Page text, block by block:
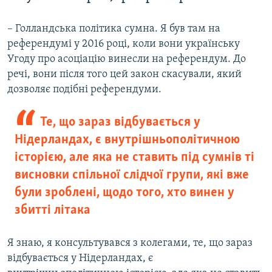
– Голландська політика сумна. Я був там на
референдумі у 2016 році, коли вони українську
Угоду про асоціацію винесли на референдум. До
речі, вони після того цей закон скасували, який
дозволяє подібні референдуми.
Те, що зараз відбувається у
Нідерландах, є внутрішньополітичною
історією, але яка не ставить під сумнів ті
висновки спільної слідчої групи, які вже
були зроблені, щодо того, хто винен у
збитті літака
Я знаю, я консультувався з колегами, те, що зараз
відбувається у Нідерландах, є